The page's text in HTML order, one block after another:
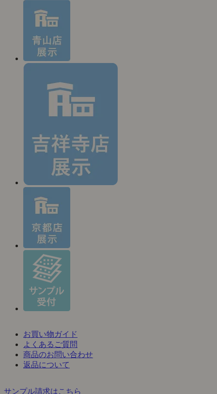
お買い物ガイド
よくあるご質問
商品のお問い合わせ
返品について
サンプル請求はこちら